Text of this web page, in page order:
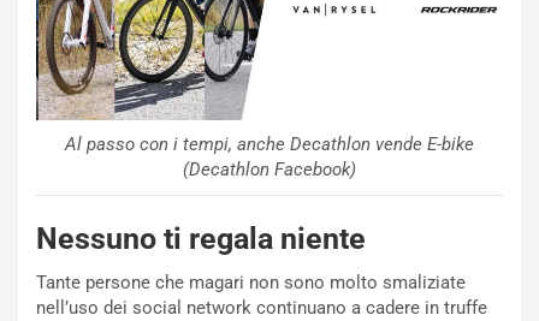
Al passo con i tempi, anche Decathlon vende E-bike
(Decathlon Facebook)
Nessuno ti regala niente
Tante persone che magari non sono molto smaliziate
nell’uso dei social network continuano a cadere in truffe